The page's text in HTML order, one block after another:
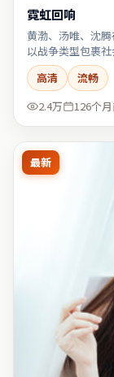
霓虹回响
黄渤、汤唯、沈
以战争类型包裹社
高清
流畅
2.4万
126个
最新